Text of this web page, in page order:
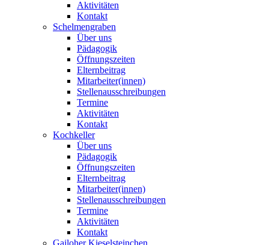
Aktivitäten
Kontakt
Schelmengraben
Über uns
Pädagogik
Öffnungszeiten
Elternbeitrag
Mitarbeiter(innen)
Stellenausschreibungen
Termine
Aktivitäten
Kontakt
Kochkeller
Über uns
Pädagogik
Öffnungszeiten
Elternbeitrag
Mitarbeiter(innen)
Stellenausschreibungen
Termine
Aktivitäten
Kontakt
Gailoher Kieselsteinchen